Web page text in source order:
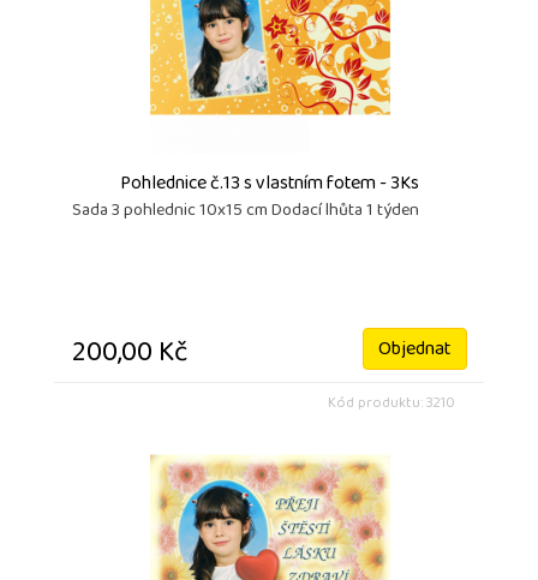
Pohlednice č.13 s vlastním fotem - 3Ks
Sada 3 pohlednic 10x15 cm Dodací lhůta 1 týden
200,00 Kč Objednat
Kód produktu: 3210